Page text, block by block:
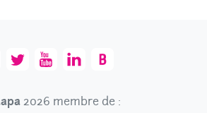
2026 membre de :